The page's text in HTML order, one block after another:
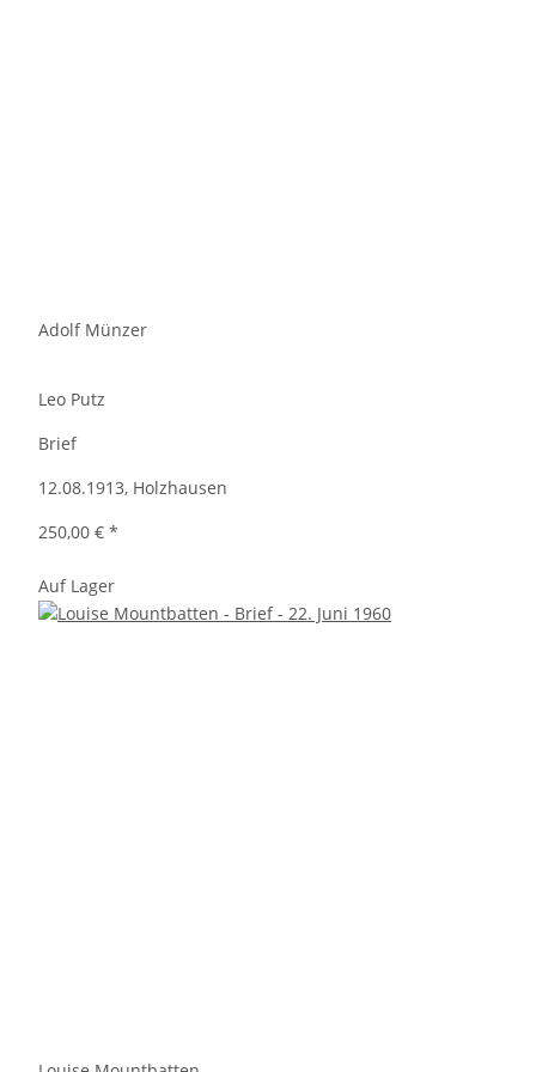
Adolf Münzer
Leo Putz
Brief
12.08.1913, Holzhausen
250,00 € *
Auf Lager